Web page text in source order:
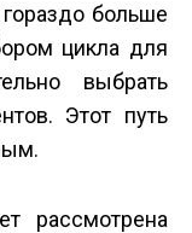
больше
цикла для
выбрать
Этот путь
рассмотрена